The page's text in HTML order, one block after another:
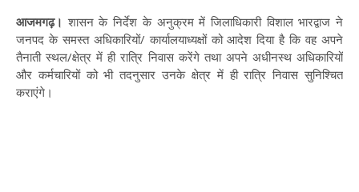
आजमगढ़। शासन के निर्देश के अनुक्रम में जिलाधिकारी विशाल भारद्वाज ने
जनपद के समस्त अधिकारियों/ कार्यालयाध्यक्षों को आदेश दिया है कि वह अपने
तैनाती स्थल/क्षेत्र में ही रात्रि निवास करेंगे तथा अपने अधीनस्थ अधिकारियों
और कर्मचारियों को भी तदनुसार उनके क्षेत्र में ही रात्रि निवास सुनिश्चित
कराएंगे।